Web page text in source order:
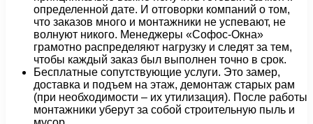
определенной дате. И отговорки компаний о том,
что заказов много и монтажники не успевают, не
волнуют никого. Менеджеры «Софос-Окна»
грамотно распределяют нагрузку и следят за тем,
чтобы каждый заказ был выполнен точно в срок.
Бесплатные сопутствующие услуги. Это замер,
доставка и подъем на этаж, демонтаж старых рам
(при необходимости – их утилизация). После работы
монтажники уберут за собой строительную пыль и